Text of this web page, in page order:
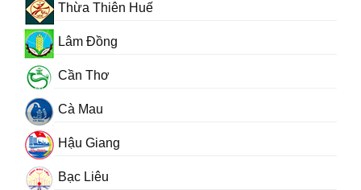
Thừa Thiên Huế
Lâm Đồng
Cần Thơ
Cà Mau
Hậu Giang
Bạc Liêu